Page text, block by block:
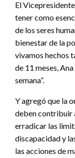
El
tener como
de los seres
bienestar de la
vivamos hechos
de 11 meses,
semana”.
Y agregó que la
deben contribuir
erradicar las
discapacidad y
las acciones de